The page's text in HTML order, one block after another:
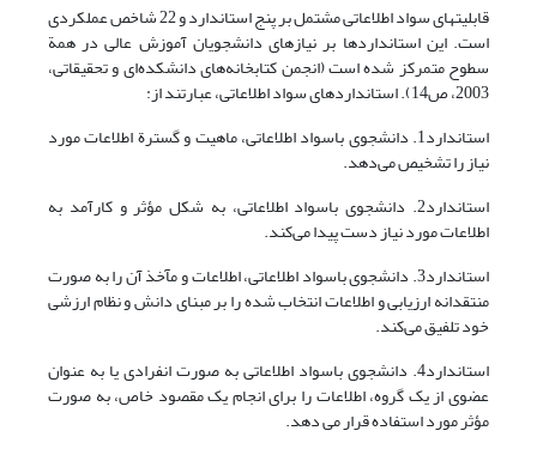
قابلیتهای سواد اطلاعاتی مشتمل بر پنج استاندارد و 22 شاخص عملکردی
است. این استانداردها بر نیازهای دانشجویان آموزش عالی در همة
سطوح متمرکز شده است (انجمن کتابخانه‌های دانشکده‌ای و تحقیقاتی،
2003، ص14). استانداردهای سواد اطلاعاتی، عبارتند از:
استاندارد1. دانشجوی باسواد اطلاعاتی، ماهیت و گسترة اطلاعات مورد
نیاز را تشخیص می‌دهد.
استاندارد2. دانشجوی باسواد اطلاعاتی، به شکل مؤثر و کارآمد به
اطلاعات مورد نیاز دست پیدا می‌کند.
استاندارد3. دانشجوی باسواد اطلاعاتی، اطلاعات و مآخذ آن را به صورت
منتقدانه ارزیابی و اطلاعات انتخاب شده را بر مبنای دانش و نظام ارزشی
خود تلفیق می‌کند.
استاندارد4. دانشجوی باسواد اطلاعاتی به صورت انفرادی یا به عنوان
عضوی از یک گروه، اطلاعات را برای انجام یک مقصود خاص، به صورت
مؤثر مورد استفاده قرار می دهد.